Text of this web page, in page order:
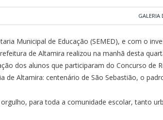
GALERIA
Municipal de Educação (SEMED), e com o
de Altamira realizou na manhã desta
dos alunos que participaram do Concurso de
de Altamira: centenário de São Sebastião, o
para toda a comunidade escolar, tanto